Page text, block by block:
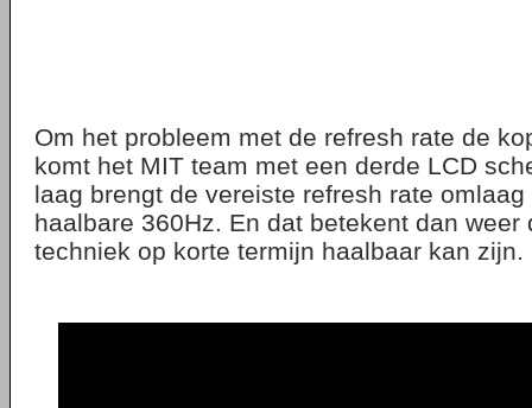
Om het probleem met de refresh rate de
komt het MIT team met een derde LCD
laag brengt de vereiste refresh rate
haalbare 360Hz. En dat betekent dan weer
techniek op korte termijn haalbaar kan zijn.